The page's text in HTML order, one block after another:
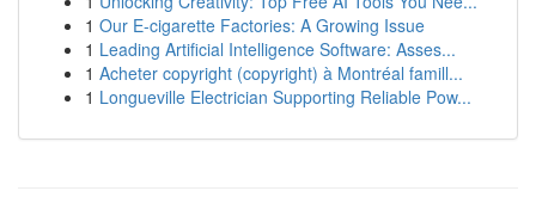
1 Our E-cigarette Factories: A Growing Issue
1 Leading Artificial Intelligence Software: Asses...
1 Acheter copyright (copyright) à Montréal famill...
1 Longueville Electrician Supporting Reliable Pow...